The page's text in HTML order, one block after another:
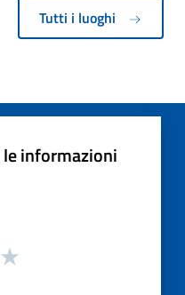
Tutti i luoghi
informazioni